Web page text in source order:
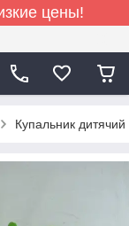
цены!
Купальник